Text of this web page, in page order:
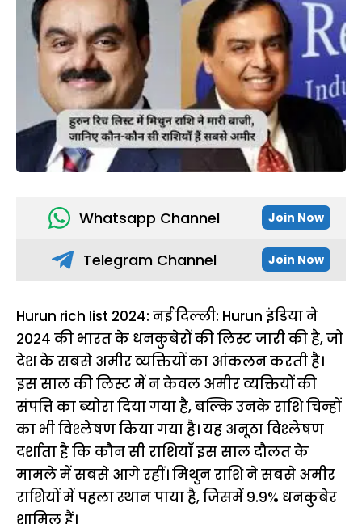
Whatsapp Channel Join Now
Telegram Channel Join Now
Hurun rich list 2024: नई दिल्ली: Hurun इंडिया ने
2024 की भारत के धनकुबेरों की लिस्ट जारी की है, जो
देश के सबसे अमीर व्यक्तियों का आंकलन करती है।
इस साल की लिस्ट में न केवल अमीर व्यक्तियों की
संपत्ति का ब्योरा दिया गया है, बल्कि उनके राशि चिन्हों
का भी विश्लेषण किया गया है। यह अनूठा विश्लेषण
दर्शाता है कि कौन सी राशियाँ इस साल दौलत के
मामले में सबसे आगे रहीं। मिथुन राशि ने सबसे अमीर
राशियों में पहला स्थान पाया है, जिसमें 9.9% धनकुबेर